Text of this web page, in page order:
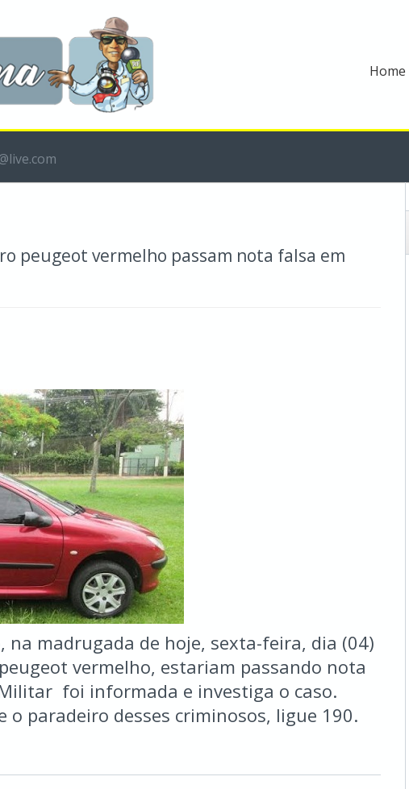
Home
peugeot vermelho passam nota falsa em
na madrugada de hoje, sexta-feira, dia (04)
vermelho, estariam passando nota
foi informada e investiga o caso.
o paradeiro desses criminosos, ligue 190.